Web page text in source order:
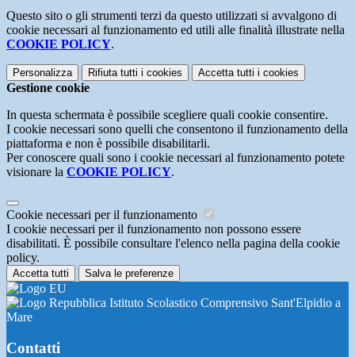
Questo sito o gli strumenti terzi da questo utilizzati si avvalgono di
cookie necessari al funzionamento ed utili alle finalità illustrate nella
COOKIE POLICY.
Personalizza Rifiuta tutti i cookies Accetta tutti i cookies
Gestione cookie
In questa schermata è possibile scegliere quali cookie consentire.
I cookie necessari sono quelli che consentono il funzionamento della
piattaforma e non è possibile disabilitarli.
Per conoscere quali sono i cookie necessari al funzionamento potete
visionare la COOKIE POLICY.
Cookie necessari per il funzionamento
I cookie necessari per il funzionamento non possono essere
disabilitati. È possibile consultare l'elenco nella pagina della cookie
policy.
Accetta tutti Salva le preferenze
Istituto Scolastico Comprensivo Sant'Elpidio a
Mare
Contatti